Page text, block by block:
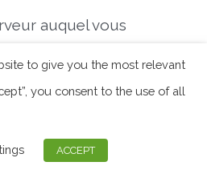
auquel vous
NordVPN et le VPN
to give you the most relevant
you consent to the use of all
ACCEPT